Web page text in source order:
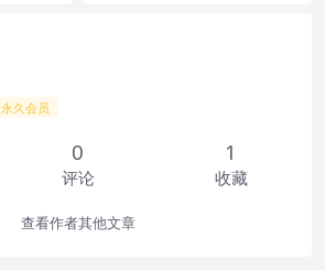
永久会员
0
评论
1
收藏
查看作者其他文章